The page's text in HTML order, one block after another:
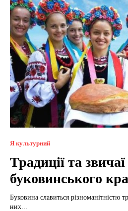
Я культурний
Традиції та звичаї
буковинського
Буковина славиться різноманітністю
них...